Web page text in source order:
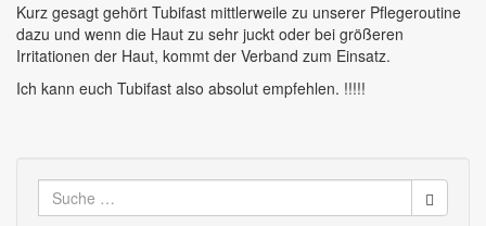
Kurz gesagt gehört Tubifast mittlerweile zu unserer Pflegeroutine
dazu und wenn die Haut zu sehr juckt oder bei größeren
Irritationen der Haut, kommt der Verband zum Einsatz.
Ich kann euch Tubifast also absolut empfehlen. !!!!!
Suche
nach: